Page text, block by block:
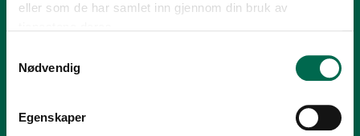
eller som de har samlet inn gjennom din bruk av
Nødvendig
Egenskaper